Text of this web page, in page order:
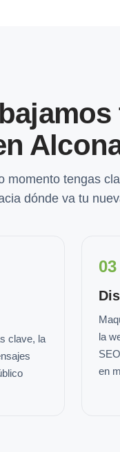
momento tengas
dónde va tu
clave, la
03
la
en